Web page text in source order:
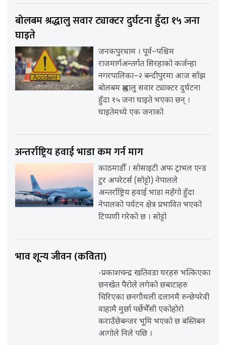
बोलबम श्रद्धालु सवार ट्याक्टर दुर्घटना हुँदा १५ जना
घाइते
जनकपुरधाम । पूर्व–पश्चिम
राजमार्गअन्तर्गत सिरहाको कर्जन्हा
नगरपालिका–२ बन्दीपुरमा आज साँझ
बोलबम श्रद्धालु सवार ट्याक्टर दुर्घटना
हुँदा १५ जना घाइते भएका छन् ।
घाइतेमध्ये एक जनाको
अन्तर्राष्ट्रिय हवाई भाडा कम गर्न माग
काठमाडौँ । सोसाइटी अफ ट्राभल एन्ड
टुर अपरेटर्स (सोट्टो) नेपालले
अन्तर्राष्ट्रिय हवाई भाडा महँगो हुँदा
नेपालको पर्यटन क्षेत्र प्रभावित भएको
टिप्पणी गरेको छ । सोट्टो
भाव शून्य जीवन (कविता)
-प्रकाशचन्द्र खतिवडा घरहरु भत्किएका
छनखेत पैरोले लगेको छबाटाहरु
चिरिएका छनगौथली दलानमै रुन्छेपरेवी
वाहामै मुर्छा पर्छेभैँसी एकोहोरो
कराउँछेबन्जर भूमि भएको छ बस्तिबन
आगोले निले पछि ।